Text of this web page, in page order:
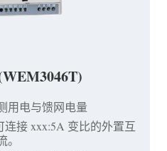
用电与馈网电量
接 xxx:5A 变比的外置互